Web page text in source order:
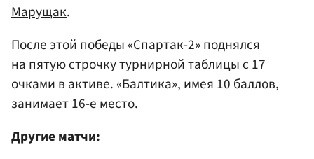
Марущак.
После этой победы «Спартак-2» поднялся
на пятую строчку турнирной таблицы с 17
очками в активе. «Балтика», имея 10 баллов,
занимает 16-е место.
Другие матчи: